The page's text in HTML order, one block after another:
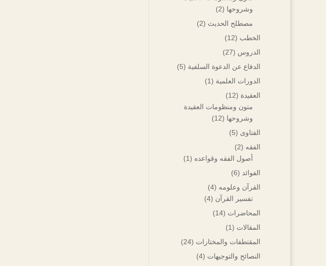
وشروحها (2)
مصطلح الحديث (2)
الخطب (12)
الدروس (27)
الدفاع عن الدعوة السلفية (5)
الدورات العلمية (1)
العقيدة (12)
متون ومنظومات العقيدة
وشروحها (12)
الفتاوى (5)
الفقه (2)
أصول الفقه وقواعده (1)
الفوائد (6)
القرآن وعلومه (4)
تفسير القرآن (4)
المحاضرات (14)
المقالات (1)
المقتطفات والمختارات (24)
النصائح والتوجيهات (4)